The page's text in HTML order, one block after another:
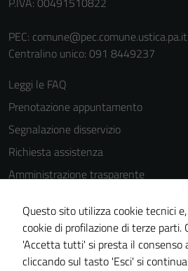
PEC: comune@pec.comune.ustica.pa.it
Centralino unico: 091 8449237
Leggi le FAQ
Prenotazione appuntamento
Segnalazione disservizio
Richiesta assistenza
Amministrazione trasparente
Cookie Policy
Note legali
Dichiarazione di accessibilità
Questo sito utilizza cookie tecnici
cookie di profilazione di terze parti.
'Accetta tutti' si presta il consenso
cliccando sul tasto 'Esci' si